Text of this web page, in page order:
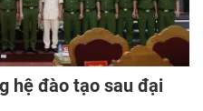
hệ đào tạo sau đại